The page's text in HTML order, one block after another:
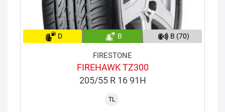
D B B (70)
FIRESTONE
FIREHAWK TZ300
205/55 R 16 91H
TL